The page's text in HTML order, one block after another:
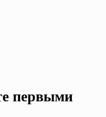
первыми